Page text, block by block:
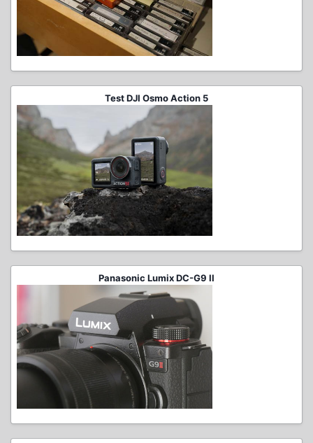
Test DJI Osmo Action 5
Panasonic Lumix DC-G9 II